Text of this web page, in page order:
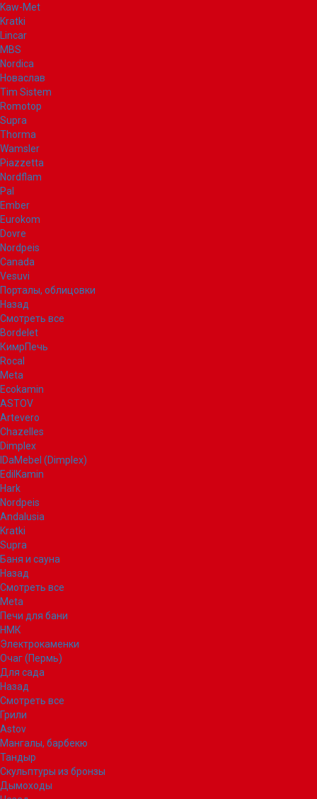
Kaw-Met
Kratki
Lincar
MBS
Nordica
Новаслав
Tim Sistem
Romotop
Supra
Thorma
Wamsler
Piazzetta
Nordflam
Pal
Ember
Eurokom
Dovre
Nordpeis
Canada
Vesuvi
Порталы, облицовки
Назад
Смотреть все
Bordelet
КимрПечь
Rocal
Meta
Ecokamin
ASTOV
Artevero
Chazelles
Dimplex
IDaMebel (Dimplex)
EdilKamin
Hark
Nordpeis
Andalusia
Kratki
Supra
Баня и сауна
Назад
Смотреть все
Meta
Печи для бани
НМК
Электрокаменки
Очаг (Пермь)
Для сада
Назад
Смотреть все
Грили
Astov
Мангалы, барбекю
Тандыр
Скульптуры из бронзы
Дымоходы